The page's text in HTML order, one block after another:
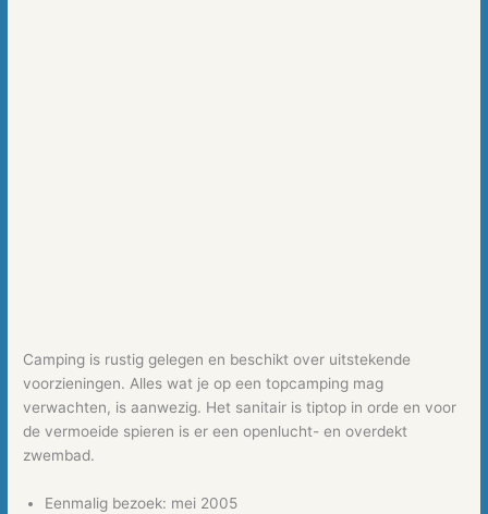
Camping is rustig gelegen en beschikt over uitstekende
voorzieningen. Alles wat je op een topcamping mag
verwachten, is aanwezig. Het sanitair is tiptop in orde en voor
de vermoeide spieren is er een openlucht- en overdekt
zwembad.
Eenmalig bezoek: mei 2005